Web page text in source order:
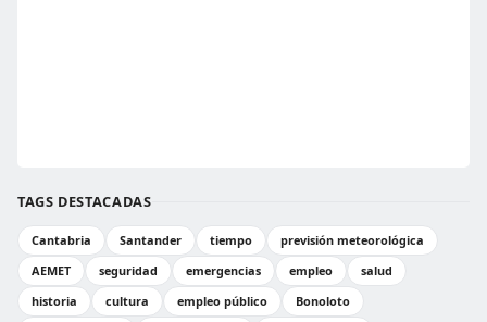
TAGS DESTACADAS
Cantabria Santander tiempo
previsión meteorológica
AEMET
seguridad emergencias empleo
salud
historia
cultura empleo público
Bonoloto